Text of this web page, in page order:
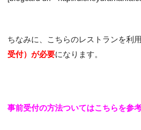
ちなみに、こちらのレストランを利
受付）が必要になります。
事前受付の方法ついてはこちらを参